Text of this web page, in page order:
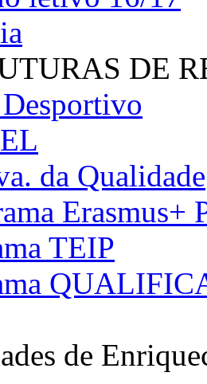
DE
da Qualidade
TEIP
de